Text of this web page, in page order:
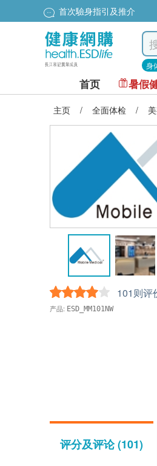
首次驗身指引及推介
身
首页 暑假
主页 / 全面体检 /
101则评
产品: ESD_MM101NW
评分及评论 (101)